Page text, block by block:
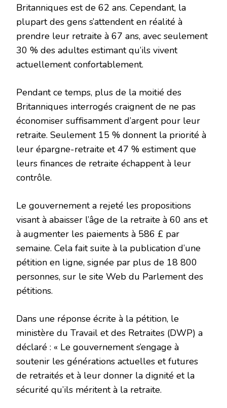
Britanniques est de 62 ans. Cependant, la
plupart des gens s’attendent en réalité à
prendre leur retraite à 67 ans, avec seulement
30 % des adultes estimant qu’ils vivent
actuellement confortablement.
Pendant ce temps, plus de la moitié des
Britanniques interrogés craignent de ne pas
économiser suffisamment d’argent pour leur
retraite. Seulement 15 % donnent la priorité à
leur épargne-retraite et 47 % estiment que
leurs finances de retraite échappent à leur
contrôle.
Le gouvernement a rejeté les propositions
visant à abaisser l’âge de la retraite à 60 ans et
à augmenter les paiements à 586 £ par
semaine. Cela fait suite à la publication d’une
pétition en ligne, signée par plus de 18 800
personnes, sur le site Web du Parlement des
pétitions.
Dans une réponse écrite à la pétition, le
ministère du Travail et des Retraites (DWP) a
déclaré : « Le gouvernement s’engage à
soutenir les générations actuelles et futures
de retraités et à leur donner la dignité et la
sécurité qu’ils méritent à la retraite.